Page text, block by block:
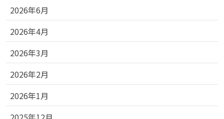
2026年6月
2026年4月
2026年3月
2026年2月
2026年1月